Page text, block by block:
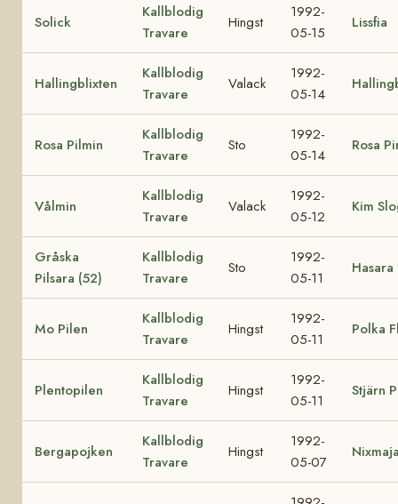
Solick
Kallblodig
Travare
Hingst
1992-
05-15
Lissfia
Hallingblixten
Kallblodig
Travare
Valack
1992-
05-14
Rosa Pilmin
Kallblodig
Travare
Sto
1992-
05-14
Rosa
Vålmin
Kallblodig
Travare
Valack
1992-
05-12
Kim
Gråska
Pilsara (52)
Kallblodig
Travare
Sto
1992-
05-11
Mo Pilen
Kallblodig
Travare
Hingst
1992-
05-11
Polka
Plentopilen
Kallblodig
Travare
Hingst
1992-
05-11
Stjärn
Bergapojken
Kallblodig
Travare
Hingst
1992-
05-07